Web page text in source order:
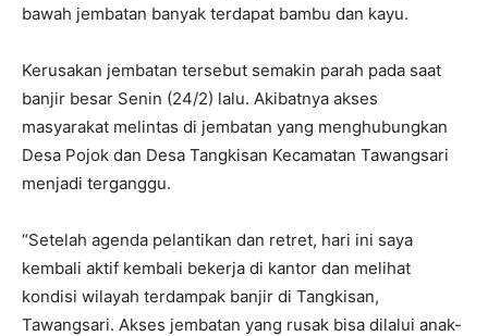
bawah jembatan banyak terdapat bambu dan kayu.
Kerusakan jembatan tersebut semakin parah pada saat
banjir besar Senin (24/2) lalu. Akibatnya akses
masyarakat melintas di jembatan yang menghubungkan
Desa Pojok dan Desa Tangkisan Kecamatan Tawangsari
menjadi terganggu.
“Setelah agenda pelantikan dan retret, hari ini saya
kembali aktif kembali bekerja di kantor dan melihat
kondisi wilayah terdampak banjir di Tangkisan,
Tawangsari. Akses jembatan yang rusak bisa dilalui anak-